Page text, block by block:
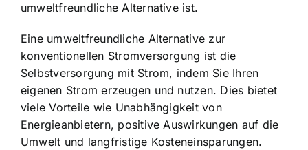
umweltfreundliche Alternative ist.
Eine umweltfreundliche Alternative zur
konventionellen Stromversorgung ist die
Selbstversorgung mit Strom, indem Sie Ihren
eigenen Strom erzeugen und nutzen. Dies bietet
viele Vorteile wie Unabhängigkeit von
Energieanbietern, positive Auswirkungen auf die
Umwelt und langfristige Kosteneinsparungen.